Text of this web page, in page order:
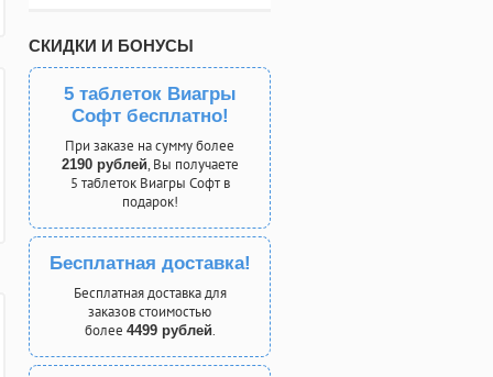
СКИДКИ И БОНУСЫ
5 таблеток Виагры
Софт бесплатно!
При заказе на сумму более
2190 рублей, Вы получаете
5 таблеток Виагры Софт в
подарок!
Бесплатная доставка!
Бесплатная доставка для
заказов стоимостью
более 4499 рублей.